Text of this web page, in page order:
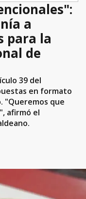
a
para la
de
39 del
en formato
"Queremos que
afirmó el